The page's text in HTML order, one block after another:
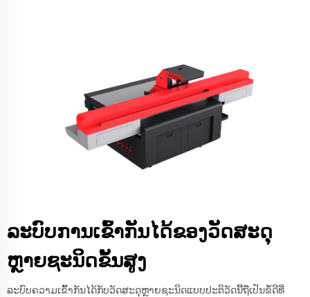
ລະບົບການເຂົ້າກັນໄດ້ຂອງວັດສະດຸ
ຫຼາຍຊະນິດຂັ້ນສູງ
ລະບົບຄວາມເຂົ້າກັນໄດ້ກັບວັດສະດຸຫຼາຍຊະນິດແບບປະຕິວັດນີ້ຖືເປັນຂໍ້ດີທີ່